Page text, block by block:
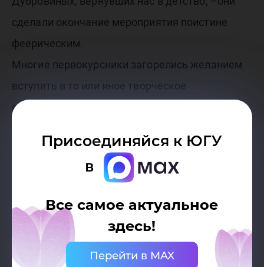
Присоединяйся к ЮГУ
в
Все самое актуальное
здесь!
Перейти в MAX
сделали окончание мероприятия поистине
феерическим.
Многие первокурсники загорелись желанием
вступить в то или иное творческое
объединение, стать частью этого ежегодного
–Это не похоже на обычный скучный концерт.
выступающие зарядили позитивом и
вдохновением, за это стоит сказать им
спасибо, – говорят зрители.